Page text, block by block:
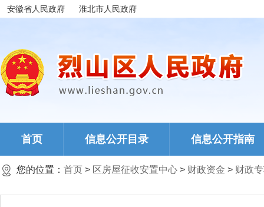
安徽省人民政府 淮北市人民政府
首页 信息公开目录 信息公开指南
您的位置： 首页 > 区房屋征收安置中心 > 财政资金 > 财政